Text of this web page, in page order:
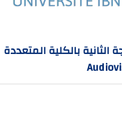
بالكلية المتعددة